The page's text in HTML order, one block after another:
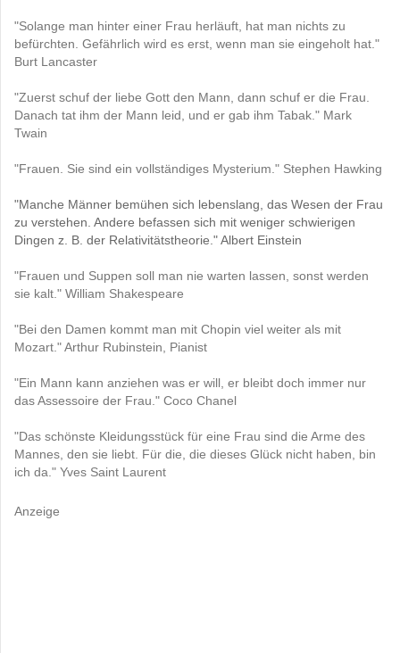
"Solange man hinter einer Frau herläuft, hat man nichts zu
befürchten. Gefährlich wird es erst, wenn man sie eingeholt hat."
Burt Lancaster
"Zuerst schuf der liebe Gott den Mann, dann schuf er die Frau.
Danach tat ihm der Mann leid, und er gab ihm Tabak." Mark
Twain
"Frauen. Sie sind ein vollständiges Mysterium." Stephen Hawking
"Manche Männer bemühen sich lebenslang, das Wesen der Frau
zu verstehen. Andere befassen sich mit weniger schwierigen
Dingen z. B. der Relativitätstheorie." Albert Einstein
"Frauen und Suppen soll man nie warten lassen, sonst werden
sie kalt." William Shakespeare
"Bei den Damen kommt man mit Chopin viel weiter als mit
Mozart." Arthur Rubinstein, Pianist
"Ein Mann kann anziehen was er will, er bleibt doch immer nur
das Assessoire der Frau." Coco Chanel
"Das schönste Kleidungsstück für eine Frau sind die Arme des
Mannes, den sie liebt. Für die, die dieses Glück nicht haben, bin
ich da." Yves Saint Laurent
Anzeige